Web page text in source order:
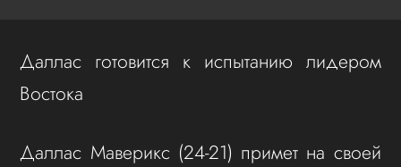
Даллас готовится к испытанию лидером
Востока
Даллас Маверикс (24-21) примет на своей